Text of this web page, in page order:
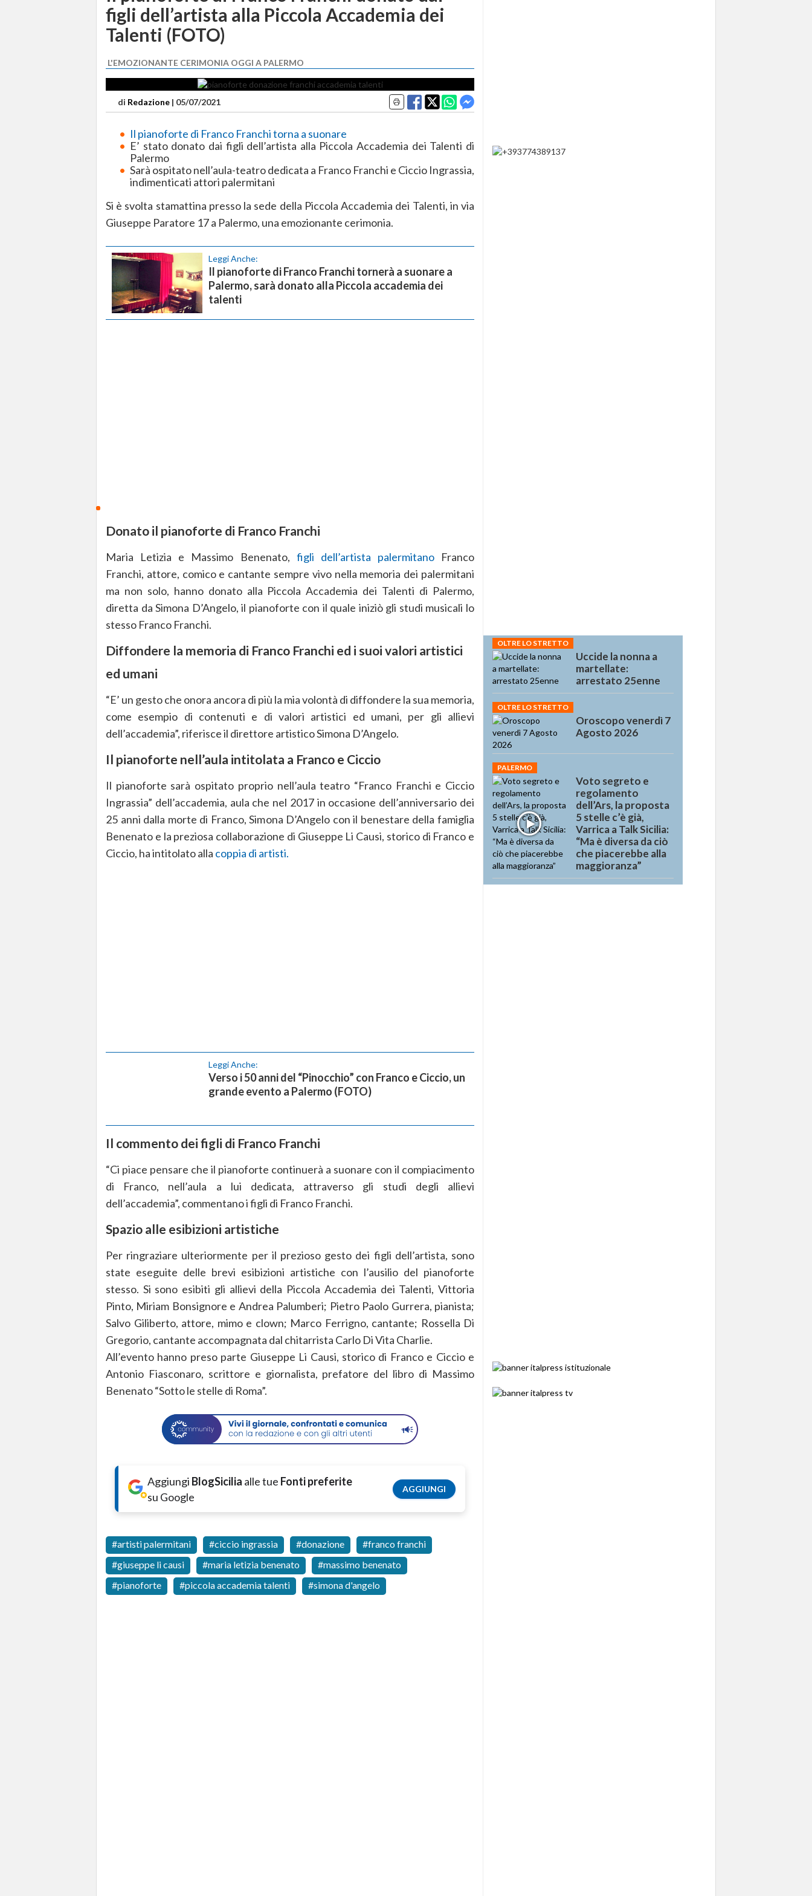
figli dell’artista alla Piccola Accademia dei
Talenti (FOTO)
L'EMOZIONANTE CERIMONIA OGGI A PALERMO
di Redazione | 05/07/2021
Il pianoforte di Franco Franchi torna a suonare
E’ stato donato dai figli dell’artista alla Piccola Accademia dei Talenti di
Palermo
Sarà ospitato nell’aula-teatro dedicata a Franco Franchi e Ciccio Ingrassia,
indimenticati attori palermitani
Si è svolta stamattina presso la sede della Piccola Accademia dei Talenti, in via
Giuseppe Paratore 17 a Palermo, una emozionante cerimonia.
Leggi Anche:
Il pianoforte di Franco Franchi tornerà a suonare a
Palermo, sarà donato alla Piccola accademia dei
talenti
Donato il pianoforte di Franco Franchi
Maria Letizia e Massimo Benenato, figli dell’artista palermitanoFranco
Franchi, attore, comico e cantante sempre vivo nella memoria dei palermitani
ma non solo, hanno donato alla Piccola Accademia dei Talenti di Palermo,
diretta da Simona D’Angelo, il pianoforte con il quale iniziò gli studi musicali lo
stesso Franco Franchi.
Diffondere la memoria di Franco Franchi ed i suoi valori artistici
ed umani
“E’ un gesto che onora ancora di più la mia volontà di diffondere la sua memoria,
come esempio di contenuti e di valori artistici ed umani, per gli allievi
dell’accademia”, riferisce il direttore artistico Simona D’Angelo.
Il pianoforte nell’aula intitolata a Franco e Ciccio
Il pianoforte sarà ospitato proprio nell’aula teatro “Franco Franchi e Ciccio
Ingrassia” dell’accademia, aula che nel 2017 in occasione dell’anniversario dei
25 anni dalla morte di Franco, Simona D’Angelo con il benestare della famiglia
Benenato e la preziosa collaborazione di Giuseppe Li Causi, storico di Franco e
Ciccio, ha intitolato alla coppia di artisti.
Leggi Anche:
Verso i 50 anni del “Pinocchio” con Franco e Ciccio, un
grande evento a Palermo (FOTO)
Il commento dei figli di Franco Franchi
“Ci piace pensare che il pianoforte continuerà a suonare con il compiacimento
di Franco, nell’aula a lui dedicata, attraverso gli studi degli allievi
dell’accademia”, commentano i figli di Franco Franchi.
Spazio alle esibizioni artistiche
Per ringraziare ulteriormente per il prezioso gesto dei figli dell’artista, sono
state eseguite delle brevi esibizioni artistiche con l’ausilio del pianoforte
stesso. Si sono esibiti gli allievi della Piccola Accademia dei Talenti, Vittoria
Pinto, Miriam Bonsignore e Andrea Palumberi; Pietro Paolo Gurrera, pianista;
Salvo Giliberto, attore, mimo e clown; Marco Ferrigno, cantante; Rossella Di
Gregorio, cantante accompagnata dal chitarrista Carlo Di Vita Charlie.
All’evento hanno preso parte Giuseppe Li Causi, storico di Franco e Ciccio e
Antonio Fiasconaro, scrittore e giornalista, prefatore del libro di Massimo
Benenato “Sotto le stelle di Roma”.
Aggiungi BlogSicilia alle tue Fonti preferite
su Google
AGGIUNGI
artisti palermitani ciccio ingrassia donazione
franco franchi
giuseppe li causi
maria letizia benenato
massimo benenato
pianoforte
piccola accademia talenti simona d'angelo
OLTRE LO STRETTO
Uccide la nonna a
martellate:
arrestato 25enne
OLTRE LO STRETTO
Oroscopo venerdì 7
Agosto 2026
PALERMO
Voto segreto e
regolamento
dell’Ars, la proposta
5 stelle c’è già,
Varrica a Talk Sicilia:
“Ma è diversa da ciò
che piacerebbe alla
maggioranza”